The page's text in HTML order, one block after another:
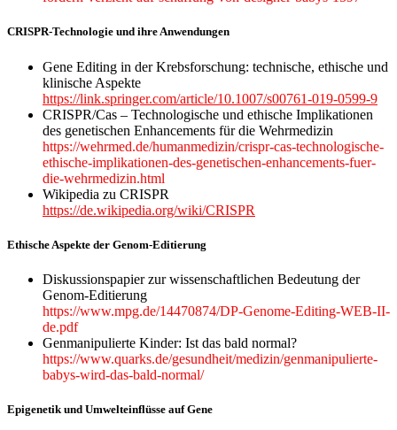
CRISPR-Technologie und ihre Anwendungen
Gene Editing in der Krebsforschung: technische, ethische und
klinische Aspekte
https://link.springer.com/article/10.1007/s00761-019-0599-9
CRISPR/Cas – Technologische und ethische Implikationen
des genetischen Enhancements für die Wehrmedizin
https://wehrmed.de/humanmedizin/crispr-cas-technologische-
ethische-implikationen-des-genetischen-enhancements-fuer-
die-wehrmedizin.html
Wikipedia zu CRISPR
https://de.wikipedia.org/wiki/CRISPR
Ethische Aspekte der Genom-Editierung
Diskussionspapier zur wissenschaftlichen Bedeutung der
Genom-Editierung
https://www.mpg.de/14470874/DP-Genome-Editing-WEB-II-
de.pdf
Genmanipulierte Kinder: Ist das bald normal?
https://www.quarks.de/gesundheit/medizin/genmanipulierte-
babys-wird-das-bald-normal/
Epigenetik und Umwelteinflüsse auf Gene